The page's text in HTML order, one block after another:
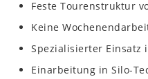
Feste Tourenstruktur
Keine
Spezialisierter Einsatz
Einarbeitung in Silo-